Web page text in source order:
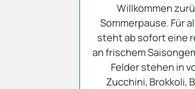
Willkommen
Sommerpause. Für
steht ab sofort eine
an frischem
Felder stehen in
Zucchini, Brokkoli,